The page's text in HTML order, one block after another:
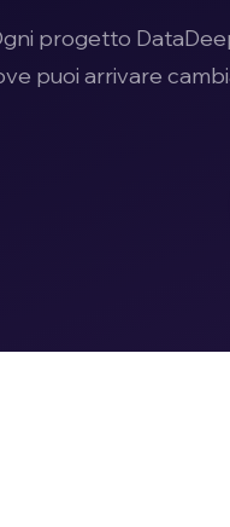
progetto
puoi arrivare